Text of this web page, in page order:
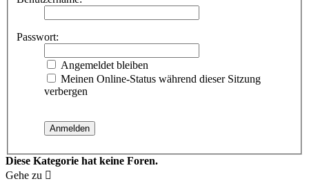
Passwort:
Angemeldet bleiben
Meinen Online-Status während dieser Sitzung
verbergen
Diese Kategorie hat keine Foren.
Gehe zu